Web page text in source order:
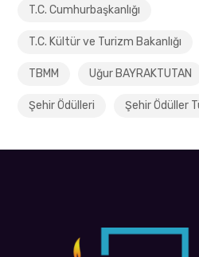
T.C. Cumhurbaşkanlığı
T.C. Kültür ve Turizm Bakanlığı
TBMM Uğur BAYRAKTUTAN
Şehir Ödülleri Şehir Ödüller